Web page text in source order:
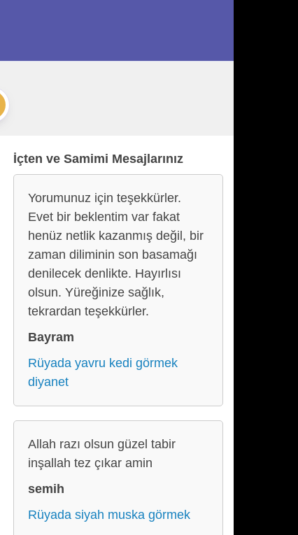
İçten ve Samimi Mesajlarınız
Yorumunuz için teşekkürler.
Evet bir beklentim var fakat
henüz netlik kazanmış değil, bir
zaman diliminin son basamağı
denilecek denlikte. Hayırlısı
olsun. Yüreğinize sağlık,
tekrardan teşekkürler.
Bayram
Rüyada yavru kedi görmek
diyanet
Allah razı olsun güzel tabir
inşallah tez çıkar amin
semih
Rüyada siyah muska görmek